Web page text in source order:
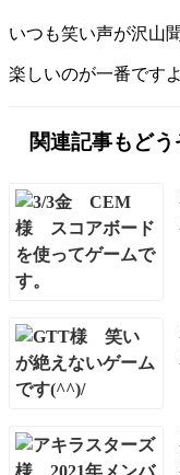
いつも笑い声が沢山
楽しいのが一番です
関連記事もどう